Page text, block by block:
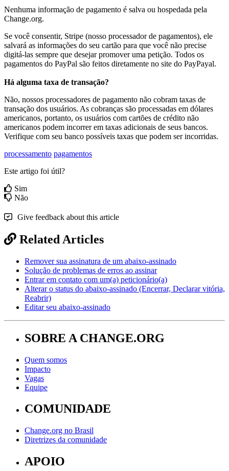
Nenhuma informação de pagamento é salva ou hospedada pela
Change.org.
Se você consentir, Stripe (nosso processador de pagamentos), ele
salvará as informações do seu cartão para que você não precise
digitá-las sempre que desejar promover uma petição. Todos os
pagamentos do PayPal são feitos diretamente no site do PayPayal.
Há alguma taxa de transação?
Não, nossos processadores de pagamento não cobram taxas de
transação dos usuários. As cobranças são processadas em dólares
americanos, portanto, os usuários com cartões de crédito não
americanos podem incorrer em taxas adicionais de seus bancos.
Verifique com seu banco possíveis taxas que podem ser incorridas.
processamento pagamentos
Este artigo foi útil?
Sim
Não
Give feedback about this article
Related Articles
Remover sua assinatura de um abaixo-assinado
Solução de problemas de erros ao assinar
Entrar em contato com um(a) peticionário(a)
Alterar o status do abaixo-assinado (Encerrar, Declarar vitória,
Reabrir)
Editar seu abaixo-assinado
SOBRE A CHANGE.ORG
Quem somos
Impacto
Vagas
Equipe
COMUNIDADE
Change.org no Brasil
Diretrizes da comunidade
APOIO